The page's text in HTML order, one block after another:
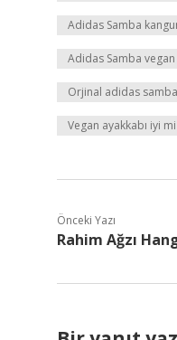
Adidas Samba
Adidas Samba vegan
Orjinal adidas samba
Vegan ayakkabı iyi mi
Önceki Yazı
Rahim Ağzı